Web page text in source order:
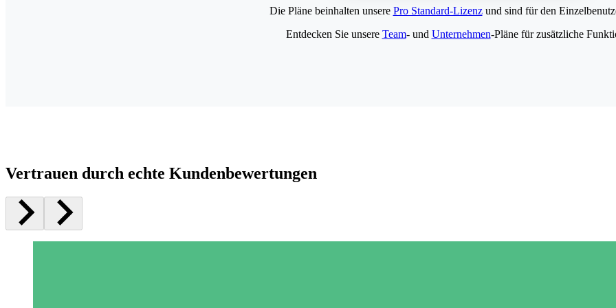
Die Pläne beinhalten unsere Pro Standard-Lizenzund sind für den
Entdecken Sie unsere Team- und Unternehmen-Pläne für zusätzliche
Vertrauen durch echte Kundenbewertungen